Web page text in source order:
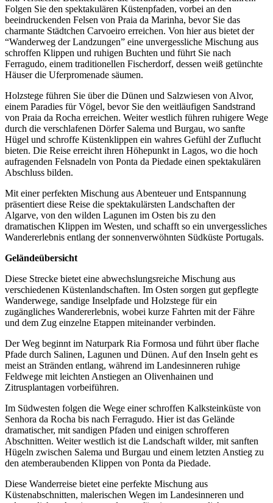
Folgen Sie den spektakulären Küstenpfaden, vorbei an den
beeindruckenden Felsen von Praia da Marinha, bevor Sie das
charmante Städtchen Carvoeiro erreichen. Von hier aus bietet der
“Wanderweg der Landzungen” eine unvergessliche Mischung aus
schroffen Klippen und ruhigen Buchten und führt Sie nach
Ferragudo, einem traditionellen Fischerdorf, dessen weiß getünchte
Häuser die Uferpromenade säumen.
Holzstege führen Sie über die Dünen und Salzwiesen von Alvor,
einem Paradies für Vögel, bevor Sie den weitläufigen Sandstrand
von Praia da Rocha erreichen. Weiter westlich führen ruhigere Wege
durch die verschlafenen Dörfer Salema und Burgau, wo sanfte
Hügel und schroffe Küstenklippen ein wahres Gefühl der Zuflucht
bieten. Die Reise erreicht ihren Höhepunkt in Lagos, wo die hoch
aufragenden Felsnadeln von Ponta da Piedade einen spektakulären
Abschluss bilden.
Mit einer perfekten Mischung aus Abenteuer und Entspannung
präsentiert diese Reise die spektakulärsten Landschaften der
Algarve, von den wilden Lagunen im Osten bis zu den
dramatischen Klippen im Westen, und schafft so ein unvergessliches
Wandererlebnis entlang der sonnenverwöhnten Südküste Portugals.
Geländeübersicht
Diese Strecke bietet eine abwechslungsreiche Mischung aus
verschiedenen Küstenlandschaften. Im Osten sorgen gut gepflegte
Wanderwege, sandige Inselpfade und Holzstege für ein
zugängliches Wandererlebnis, wobei kurze Fahrten mit der Fähre
und dem Zug einzelne Etappen miteinander verbinden.
Der Weg beginnt im Naturpark Ria Formosa und führt über flache
Pfade durch Salinen, Lagunen und Dünen. Auf den Inseln geht es
meist an Stränden entlang, während im Landesinneren ruhige
Feldwege mit leichten Anstiegen an Olivenhainen und
Zitrusplantagen vorbeiführen.
Im Südwesten folgen die Wege einer schroffen Kalksteinküste von
Senhora da Rocha bis nach Ferragudo. Hier ist das Gelände
dramatischer, mit sandigen Pfaden und einigen schrofferen
Abschnitten. Weiter westlich ist die Landschaft wilder, mit sanften
Hügeln zwischen Salema und Burgau und einem letzten Anstieg zu
den atemberaubenden Klippen von Ponta da Piedade.
Diese Wanderreise bietet eine perfekte Mischung aus
Küstenabschnitten, malerischen Wegen im Landesinneren und